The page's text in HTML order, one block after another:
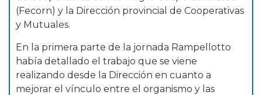
(Fecorn) y la Dirección provincial de Cooperativas
y Mutuales.
En la primera parte de la jornada Rampellotto
había detallado el trabajo que se viene
realizando desde la Dirección en cuanto a
mejorar el vínculo entre el organismo y las